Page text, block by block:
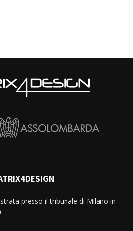
presso il tribunale di Milano in